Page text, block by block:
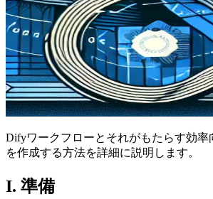
Difyワークフローとそれがもたらす効
を作成する方法を詳細に説明します。
I. 準備